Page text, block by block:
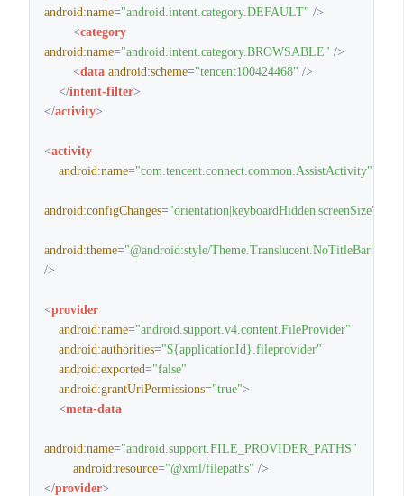
android:name="android.intent.category.DEFAULT" />
<category
android:name="android.intent.category.BROWSABLE" />
<data android:scheme="tencent100424468" />
</intent-filter>
</activity>
<activity
android:name="com.tencent.connect.common.AssistActivity"
android:configChanges="orientation|keyboardHidden|screenSize"
android:theme="@android:style/Theme.Translucent.NoTitleBar"
/>
<provider
android:name="android.support.v4.content.FileProvider"
android:authorities="${applicationId}.fileprovider"
android:exported="false"
android:grantUriPermissions="true">
<meta-data
android:name="android.support.FILE_PROVIDER_PATHS"
android:resource="@xml/filepaths" />
</provider>